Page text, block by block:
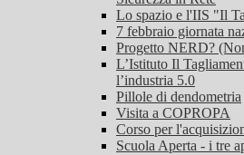
Lo spazio e l'IIS "Il
7 febbraio giornata
Progetto NERD?
L’Istituto Il
l’industria 5.0
Pillole di dendometria
Visita a COPROPA
Corso per
Scuola Aperta - i tre